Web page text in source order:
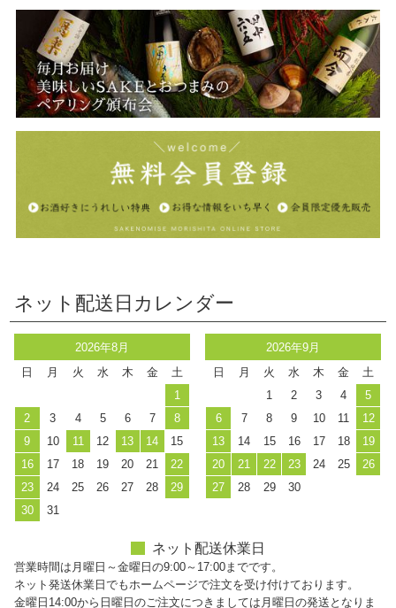
ネット配送日カレンダー
2026年8月
日
月 火 水 木 金
土
1
2
3 4 5 6 7
8
9
10 11 12 13 14
15
16
17 18 19 20 21
22
23
24 25 26 27 28
29
30
31
2026年9月
日
月 火 水 木 金
土
1
2 3 4
5
6
7 8 9 10 11
12
13
14 15 16 17 18
19
20
21 22 23 24 25
26
27
28 29 30
ネット配送休業日
営業時間は月曜日～金曜日の9:00～17:00までです。
ネット発送休業日でもホームページで注文を受け付けております。
金曜日14:00から日曜日のご注文につきましては月曜日の発送となりま